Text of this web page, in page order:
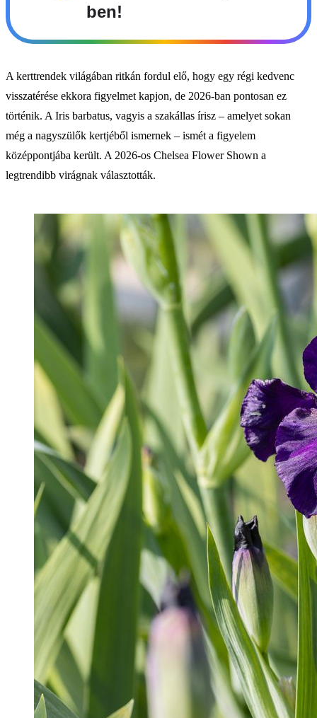
ben!
A kerttrendek világában ritkán fordul elő, hogy egy régi kedvenc
visszatérése ekkora figyelmet kapjon, de 2026-ban pontosan ez
történik. A Iris barbatus, vagyis a szakállas írisz – amelyet sokan
még a nagyszülők kertjéből ismernek – ismét a figyelem
középpontjába került. A 2026-os Chelsea Flower Shown a
legtrendibb virágnak választották.